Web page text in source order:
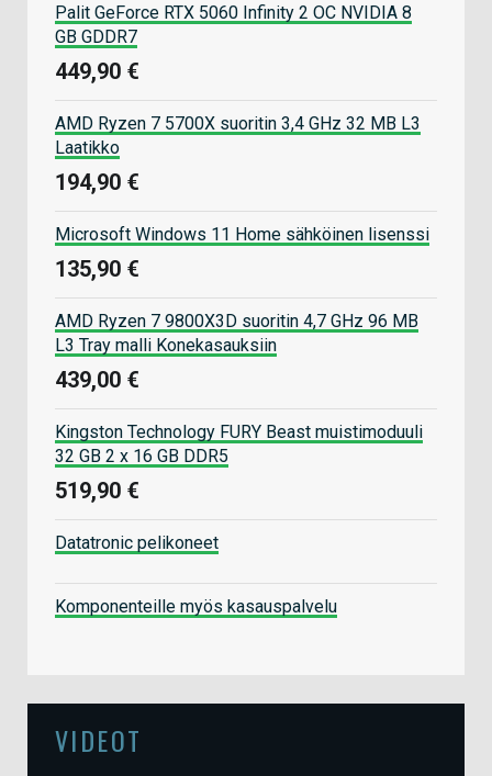
Palit GeForce RTX 5060 Infinity 2 OC NVIDIA 8
GB GDDR7
449,90 €
AMD Ryzen 7 5700X suoritin 3,4 GHz 32 MB L3
Laatikko
194,90 €
Microsoft Windows 11 Home sähköinen lisenssi
135,90 €
AMD Ryzen 7 9800X3D suoritin 4,7 GHz 96 MB
L3 Tray malli Konekasauksiin
439,00 €
Kingston Technology FURY Beast muistimoduuli
32 GB 2 x 16 GB DDR5
519,90 €
Datatronic pelikoneet
Komponenteille myös kasauspalvelu
VIDEOT